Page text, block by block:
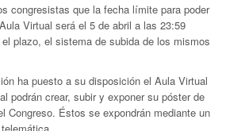
congresistas que la fecha límite para poder
Virtual será el 5 de abril a las 23:59
plazo, el sistema de subida de los mismos
ha puesto a su disposición el Aula Virtual
podrán crear, subir y exponer su póster de
Congreso. Éstos se expondrán mediante un